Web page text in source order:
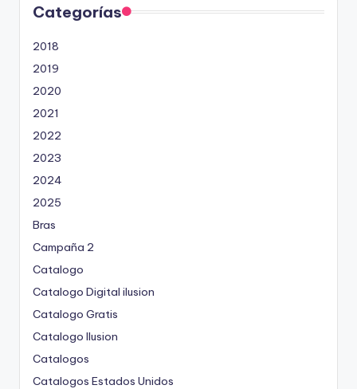
Categorías
2018
2019
2020
2021
2022
2023
2024
2025
Bras
Campaña 2
Catalogo
Catalogo Digital ilusion
Catalogo Gratis
Catalogo Ilusion
Catalogos
Catalogos Estados Unidos